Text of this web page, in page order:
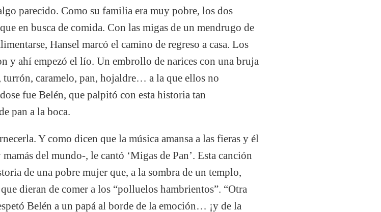
parecido. Como su familia era muy pobre, los dos
en busca de comida. Con las migas de un mendrugo de
Hansel marcó el camino de regreso a casa. Los
y ahí empezó el lío. Un embrollo de narices con una bruja
turrón, caramelo, pan, hojaldre… a la que ellos no
fue Belén, que palpitó con esta historia tan
pan a la boca.
Y como dicen que la música amansa a las fieras y él
del mundo-, le cantó ‘Migas de Pan’. Esta canción
de una pobre mujer que, a la sombra de un templo,
dieran de comer a los “polluelos hambrientos”. “Otra
Belén a un papá al borde de la emoción… ¡y de la